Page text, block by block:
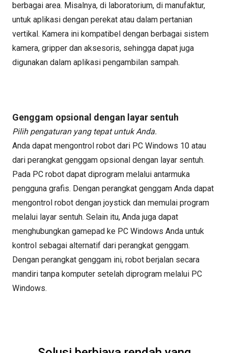
berbagai area. Misalnya, di laboratorium, di manufaktur,
untuk aplikasi dengan perekat atau dalam pertanian
vertikal. Kamera ini kompatibel dengan berbagai sistem
kamera, gripper dan aksesoris, sehingga dapat juga
digunakan dalam aplikasi pengambilan sampah.
Genggam opsional dengan layar sentuh
Pilih pengaturan yang tepat untuk Anda.
Anda dapat mengontrol robot dari PC Windows 10 atau
dari perangkat genggam opsional dengan layar sentuh.
Pada PC robot dapat diprogram melalui antarmuka
pengguna grafis. Dengan perangkat genggam Anda dapat
mengontrol robot dengan joystick dan memulai program
melalui layar sentuh. Selain itu, Anda juga dapat
menghubungkan gamepad ke PC Windows Anda untuk
kontrol sebagai alternatif dari perangkat genggam.
Dengan perangkat genggam ini, robot berjalan secara
mandiri tanpa komputer setelah diprogram melalui PC
Windows.